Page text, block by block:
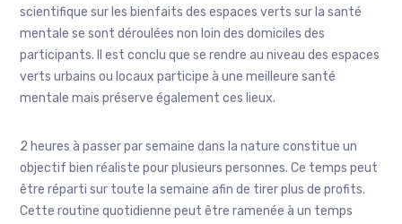
scientifique sur les bienfaits des espaces verts sur la santé
mentale se sont déroulées non loin des domiciles des
participants. Il est conclu que se rendre au niveau des espaces
verts urbains ou locaux participe à une meilleure santé
mentale mais préserve également ces lieux.
2 heures à passer par semaine dans la nature constitue un
objectif bien réaliste pour plusieurs personnes. Ce temps peut
être réparti sur toute la semaine afin de tirer plus de profits.
Cette routine quotidienne peut être ramenée à un temps